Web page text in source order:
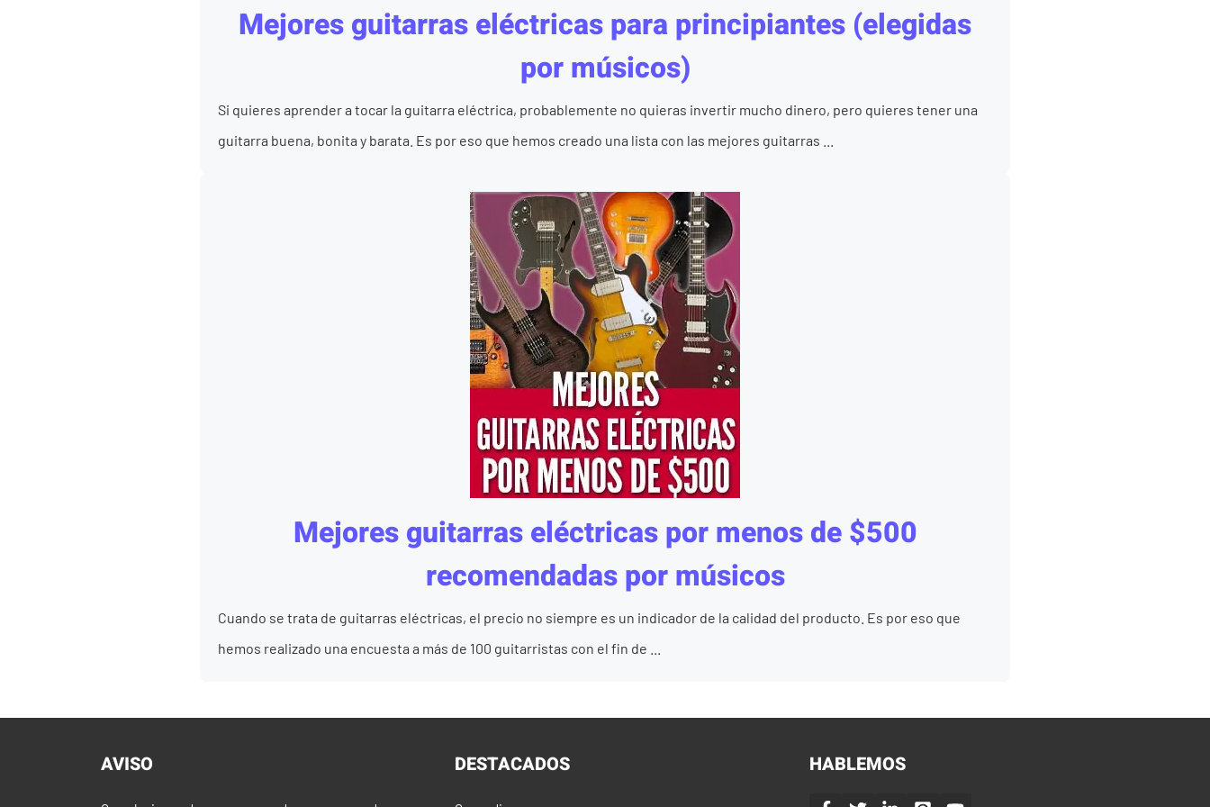
Mejores guitarras eléctricas para principiantes (elegidas
por músicos)
Si quieres aprender a tocar la guitarra eléctrica, probablemente no quieras invertir mucho dinero, pero quieres tener una
guitarra buena, bonita y barata. Es por eso que hemos creado una lista con las mejores guitarras ...
Mejores guitarras eléctricas por menos de $500
recomendadas por músicos
Cuando se trata de guitarras eléctricas, el precio no siempre es un indicador de la calidad del producto. Es por eso que
hemos realizado una encuesta a más de 100 guitarristas con el fin de ...
AVISO DESTACADOS HABLEMOS